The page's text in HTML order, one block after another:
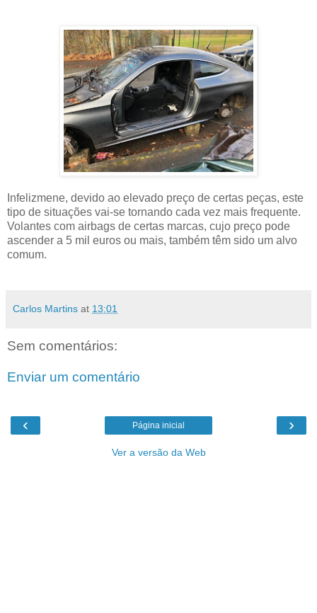
Infelizmene, devido ao elevado preço de certas peças, este
tipo de situações vai-se tornando cada vez mais frequente.
Volantes com airbags de certas marcas, cujo preço pode
ascender a 5 mil euros ou mais, também têm sido um alvo
comum.
Carlos Martins at 13:01
Sem comentários:
Enviar um comentário
‹ ›
Página inicial
Ver a versão da Web